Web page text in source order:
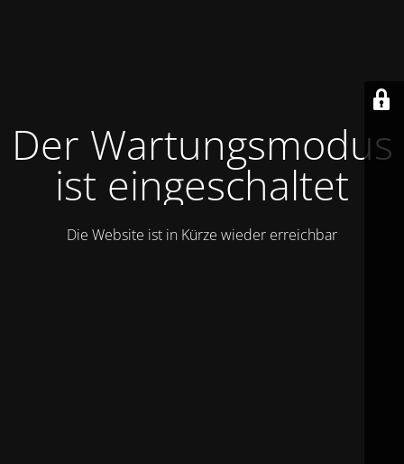
Der Wartungsmodus
ist eingeschaltet
Die Website ist in Kürze wieder erreichbar